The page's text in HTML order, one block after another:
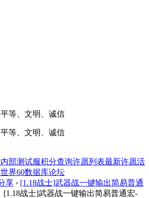
等、文明、诚信
等、文明、诚信
内部测试服积分查询许愿列表最新许愿活
界60数据库论坛
享 › [1.18战士]武器战一键输出简易普通
[1.18战士]武器战一键输出简易普通宏-